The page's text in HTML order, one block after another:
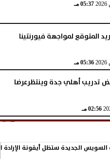
05:37 مـ
المتوقع لمواجهة فيورنتينا
05:36 مـ
تدريب أهلي جدة وينتظرعرضا
02:56 مـ
الجديدة ستظل أيقونة الإرادة